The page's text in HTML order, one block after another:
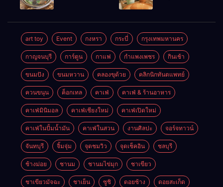
art toy Event กงหรา กระบี่ กรุงเทพมหานคร
กาญจนบุรี การ์ตูน กาแฟ กำแพงเพชร กินเช้า
ขนมปัง ขนมหวาน คลองขุด้วย คลิกนิกทันตแพทย์
ควนขนุน ค็อกเทล คาเฟ่ คาเฟ่ & ร้านอาหาร
คาเฟ่มินิมอล คาเฟ่เชียงใหม่ คาเฟ่เปิดใหม่
คาเฟ่ในปั้มน้ำมัน คาเฟ่ในสวน งานศิลปะ จอร์จทาวน์
จันทบุรี จิ้มจุ่ม จุดชมวิว จุดเช็คอิน ชลบุรี
ช้างม่อย ชานม ชานมไข่มุก ชาเขียว
ชาเขียวมัจฉะ ชาเย็น ซูชิ ดอยช้าง ดอยสะเก็ด